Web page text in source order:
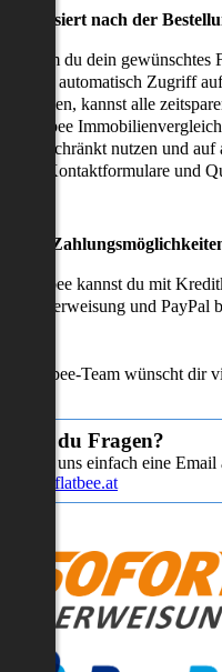
passiert nach der
du dein gewünschtes
sofort automatisch Zugriff
kannst alle
Flatbee
nutzen und
Kontaktformulare und
Flatbee kannst du mit
und PayPal
Flatbee-Team wünscht dir
Hast du Fragen?
Sende uns einfach eine Email
info@flatbee.at